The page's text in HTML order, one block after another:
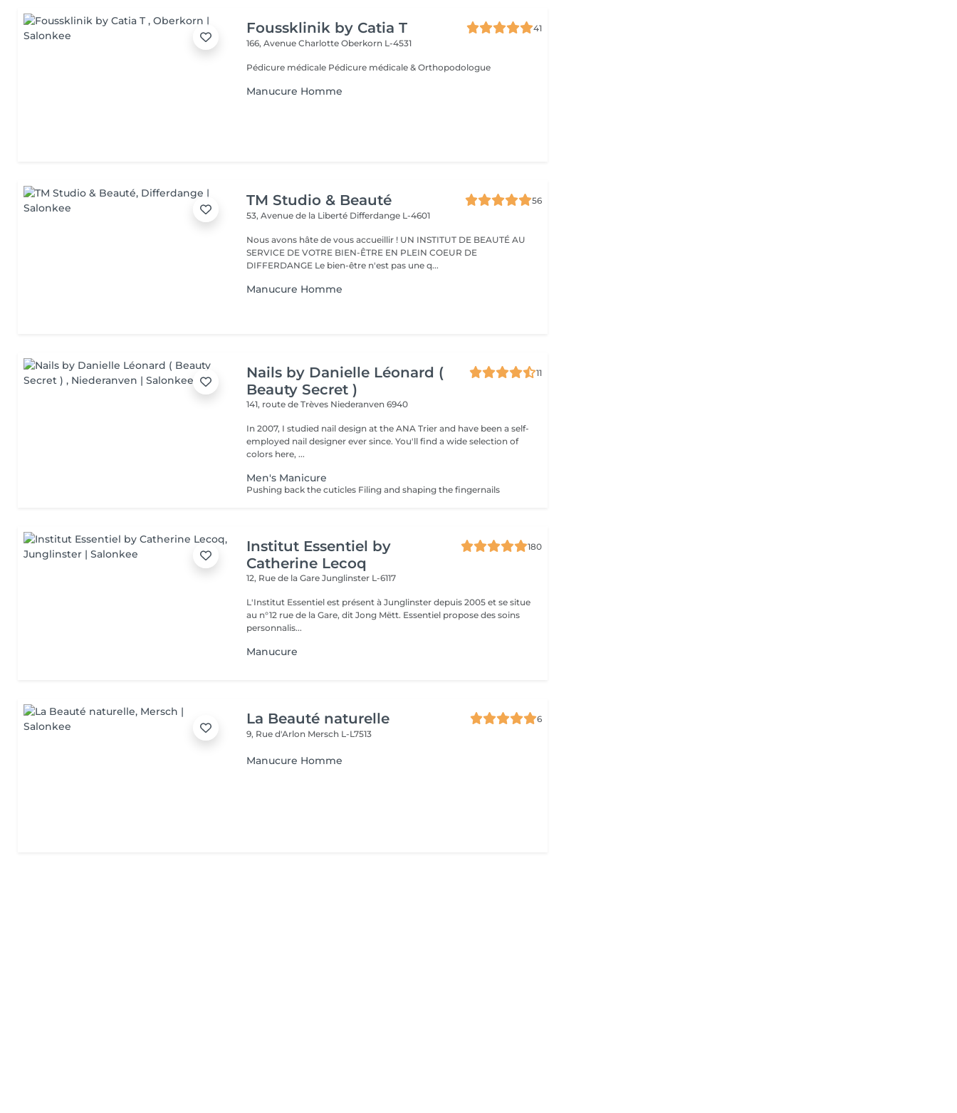
Foussklinik by Catia T
41
166, Avenue CharlotteOberkorn L-4531
Pédicure médicale Pédicure médicale & Orthopodologue
Manucure Homme
TM Studio & Beauté
56
53, Avenue de la Liberté Differdange L-4601
Nous avons hâte de vous accueillir ! UN INSTITUT DE BEAUTÉ AU
SERVICE DE VOTRE BIEN-ÊTRE EN PLEIN COEUR DE
DIFFERDANGE Le bien-être n'est pas une q...
Manucure Homme
Nails by Danielle Léonard (
Beauty Secret )
11
141, route de Trèves Niederanven 6940
In 2007, I studied nail design at the ANA Trier and have been a self-
employed nail designer ever since. You'll find a wide selection of
colors here, ...
Men's Manicure
Pushing back the cuticles Filing and shaping the fingernails
Institut Essentiel by
Catherine Lecoq
180
12, Rue de la GareJunglinster L-6117
L'Institut Essentiel est présent à Junglinster depuis 2005 et se situe
au n°12 rue de la Gare, dit Jong Mëtt. Essentiel propose des soins
personnalis...
Manucure
La Beauté naturelle
6
9, Rue d'Arlon Mersch L-L7513
Manucure Homme